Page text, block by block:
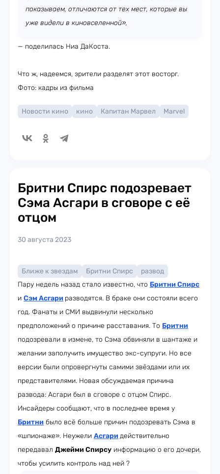
показываем, отличаются от тех мест, которые вы
уже видели в киновселенной»,
— поделилась Ниа ДаКоста.
Что ж, надеемся, зрители разделят этот восторг.
Фото: кадры из фильма
Новости кино кино Капитан Марвел Marvel
Бритни Спирс подозревает
Сэма Асгари в сговоре с её
отцом
30 августа 2023
Ближе к звездам Бритни Спирс
развод
Пару недель назад стало известно, что Бритни Спирс
и Сэм Асгари разводятся. В браке они состояли всего
год. Фанаты и СМИ выдвинули несколько
предположений о причине расставания. То Бритни
подозревали в измене, то Сэма обвиняли в шантаже и
желании заполучить имущество экс-супруги. Но все
версии были опровергнуты самими звёздами или их
представителями. Новая обсуждаемая причина
развода: Асгари был в сговоре с отцом Спирс.
Инсайдеры сообщают, что в последнее время у
Бритни было всё больше причин подозревать Сэма в
«шпионаже». Неужели Асгари действительно
передавал Джейми Спирсу информацию о его дочери,
чтобы усилить контроль над ней ?